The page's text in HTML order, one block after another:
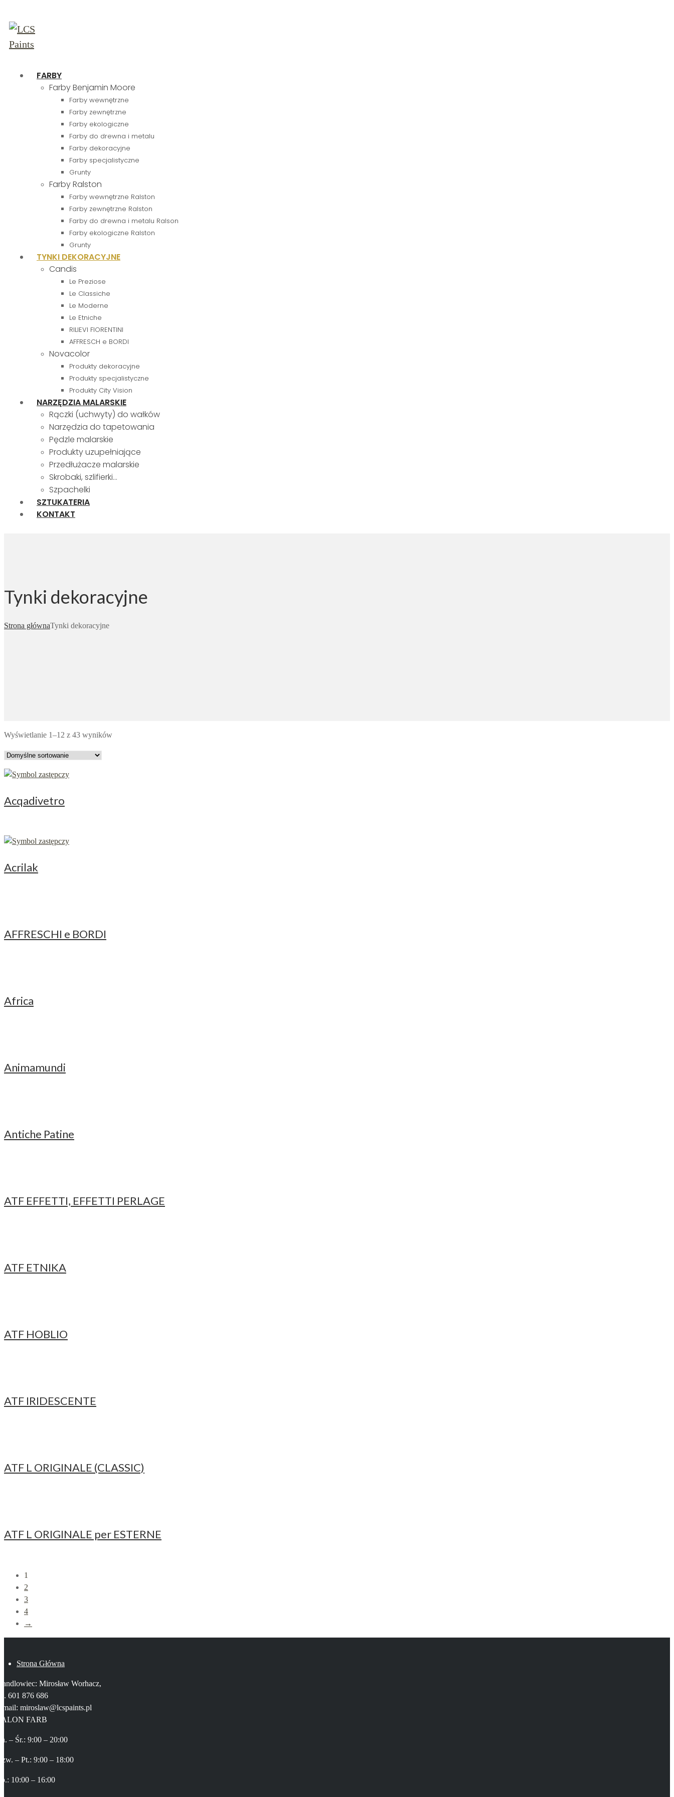
FARBY
Farby Benjamin Moore
Farby wewnętrzne
Farby zewnętrzne
Farby ekologiczne
Farby do drewna i metalu
Farby dekoracyjne
Farby specjalistyczne
Grunty
Farby Ralston
Farby wewnętrzne Ralston
Farby zewnętrzne Ralston
Farby do drewna i metalu Ralson
Farby ekologiczne Ralston
Grunty
TYNKI DEKORACYJNE
Candis
Le Preziose
Le Classiche
Le Moderne
Le Etniche
RILIEVI FIORENTINI
AFFRESCH e BORDI
Novacolor
Produkty dekoracyjne
Produkty specjalistyczne
Produkty City Vision
NARZĘDZIA MALARSKIE
Rączki (uchwyty) do wałków
Narzędzia do tapetowania
Pędzle malarskie
Produkty uzupełniające
Przedłużacze malarskie
Skrobaki, szlifierki…
Szpachelki
SZTUKATERIA
KONTAKT
Tynki dekoracyjne
Strona głównaTynki dekoracyjne
Wyświetlanie 1–12 z 43 wyników
Acqadivetro
Acrilak
AFFRESCHI e BORDI
Africa
Animamundi
Antiche Patine
ATF EFFETTI, EFFETTI PERLAGE
ATF ETNIKA
ATF HOBLIO
ATF IRIDESCENTE
ATF L ORIGINALE (CLASSIC)
ATF L ORIGINALE per ESTERNE
1
2
3
4
→
Strona Główna
Mirosław Worhacz,
601 876 686
mail: miroslaw@lcspaints.pl
FARB
– Śr.: 9:00 – 20:00
– Pt.: 9:00 – 18:00
10:00 – 16:00